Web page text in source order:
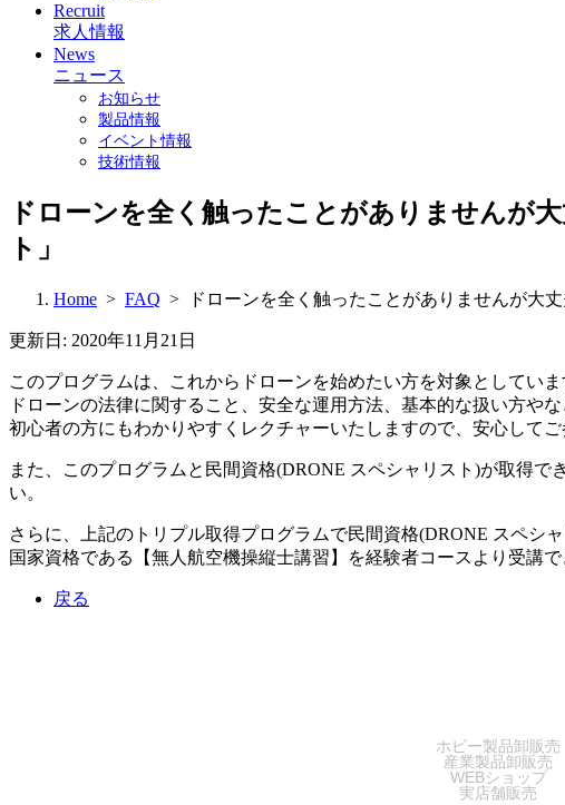
Recruit
求人情報
News
ニュース
お知らせ
製品情報
イベント情報
技術情報
ドローンを全く触ったことがありませんが
ト」
Home > FAQ > ドローンを全く触ったことがありませんが大丈
更新日: 2020年11月21日
このプログラムは、これからドローンを始めたい方を対象としていま
ドローンの法律に関すること、安全な運用方法、基本的な扱い方や
初心者の方にもわかりやすくレクチャーいたしますので、安心してご
また、このプログラムと民間資格(DRONE スペシャリスト)が取得
い。
さらに、上記のトリプル取得プログラムで民間資格(DRONE スペシャ
国家資格である【無人航空機操縦士講習】を経験者コースより受講
戻る
ホビー製品卸販売
産業製品卸販売
WEBショップ
実店舗販売